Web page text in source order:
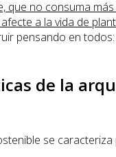
que no consuma
a la vida de
pensando en
de la
se caracteriza